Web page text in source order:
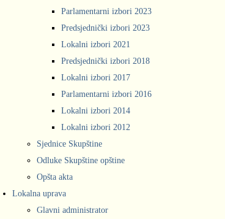
Parlamentarni izbori 2023
Predsjednički izbori 2023
Lokalni izbori 2021
Predsjednički izbori 2018
Lokalni izbori 2017
Parlamentarni izbori 2016
Lokalni izbori 2014
Lokalni izbori 2012
Sjednice Skupštine
Odluke Skupštine opštine
Opšta akta
Lokalna uprava
Glavni administrator